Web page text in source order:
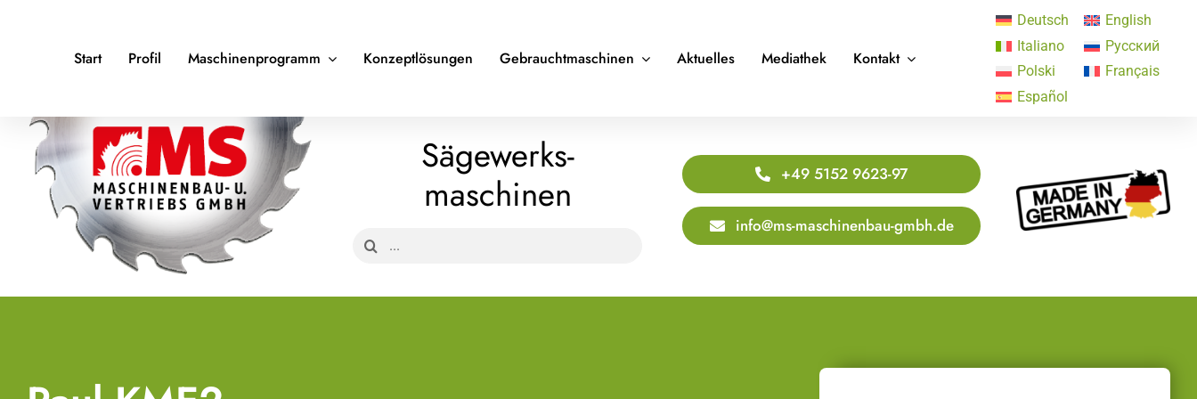
Start Profil Maschinenprogramm Konzeptlösungen Gebrauchtmaschinen Aktuelles Mediathek Kontakt
Deutsch
English
Italiano
Русский
Polski
Français
Español
Sägewerks­
maschinen
Suche
+49 5152 9623-97
info@ms-maschinenbau-gmbh.de